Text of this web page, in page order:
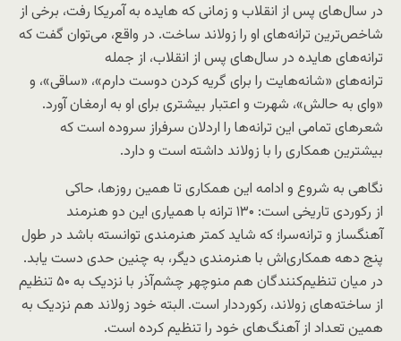
در سال‌های پس از انقلاب و زمانی که هایده به آمریکا رفت، برخی از
شاخص‌ترین ترانه‌های او را زولاند ساخت. در واقع، می‌توان گفت که
ترانه‌های هایده در سال‌های پس از انقلاب، از جمله
ترانه‌های «شانه‌هایت را برای گریه کردن دوست دارم»، «ساقی»، و
«وای به حالش»، شهرت و اعتبار بیشتری برای او به ارمغان آورد.
شعرهای تمامی این ترانه‌ها را اردلان سرفراز سروده است که
بیشترین همکاری را با زولاند داشته است و دارد.
نگاهی به شروع و ادامه این همکاری تا همین روزها، حاکی
از رکوردی تاریخی است: ۱۳۰ ترانه با همیاری این دو هنرمند
آهنگساز و ترانه‌سرا؛ که شاید کمتر هنرمندی توانسته باشد در طول
پنج دهه همکاری‌اش با هنرمندی دیگر، به چنین حدی دست یابد.
در میان تنظیم‌کنندگان هم منوچهر چشم‌آذر با نزدیک به ۵۰ تنظیم
از ساخته‌های زولاند، رکورددار است. البته خود زولاند هم نزدیک به
همین تعداد از آهنگ‌های خود را تنظیم کرده است.